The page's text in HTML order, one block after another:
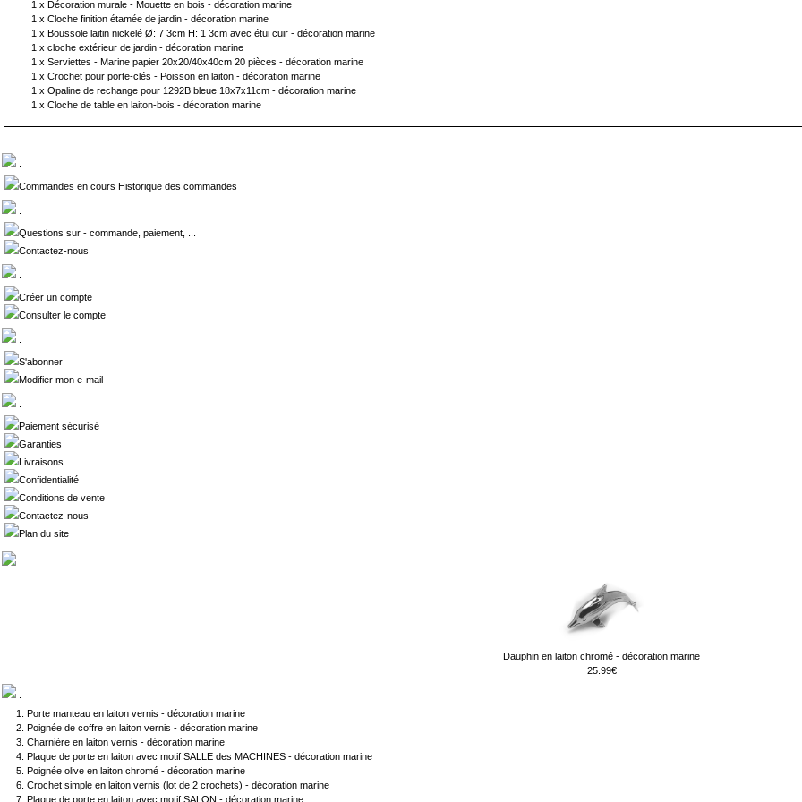
1 x Décoration murale - Mouette en bois - décoration marine
1 x Cloche finition étamée de jardin - décoration marine
1 x Boussole laitin nickelé Ø: 7 3cm H: 1 3cm avec étui cuir - décoration marine
1 x cloche extérieur de jardin - décoration marine
1 x Serviettes - Marine papier 20x20/40x40cm 20 pièces - décoration marine
1 x Crochet pour porte-clés - Poisson en laiton - décoration marine
1 x Opaline de rechange pour 1292B bleue 18x7x11cm - décoration marine
1 x Cloche de table en laiton-bois - décoration marine
Commandes en cours Historique des commandes
Questions sur - commande, paiement, ...
Contactez-nous
Créer un compte
Consulter le compte
S'abonner
Modifier mon e-mail
Paiement sécurisé
Garanties
Livraisons
Confidentialité
Conditions de vente
Contactez-nous
Plan du site
Dauphin en laiton chromé - décoration marine
25.99€
Porte manteau en laiton vernis - décoration marine
Poignée de coffre en laiton vernis - décoration marine
Charnière en laiton vernis - décoration marine
Plaque de porte en laiton avec motif SALLE des MACHINES - décoration marine
Poignée olive en laiton chromé - décoration marine
Crochet simple en laiton vernis (lot de 2 crochets) - décoration marine
Plaque de porte en laiton avec motif SALON - décoration marine